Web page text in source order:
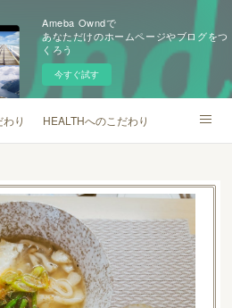
Ameba Owndで
あなただけのホームページやブログをつ
くろう
今すぐ試す
り HEALTHへのこだわり